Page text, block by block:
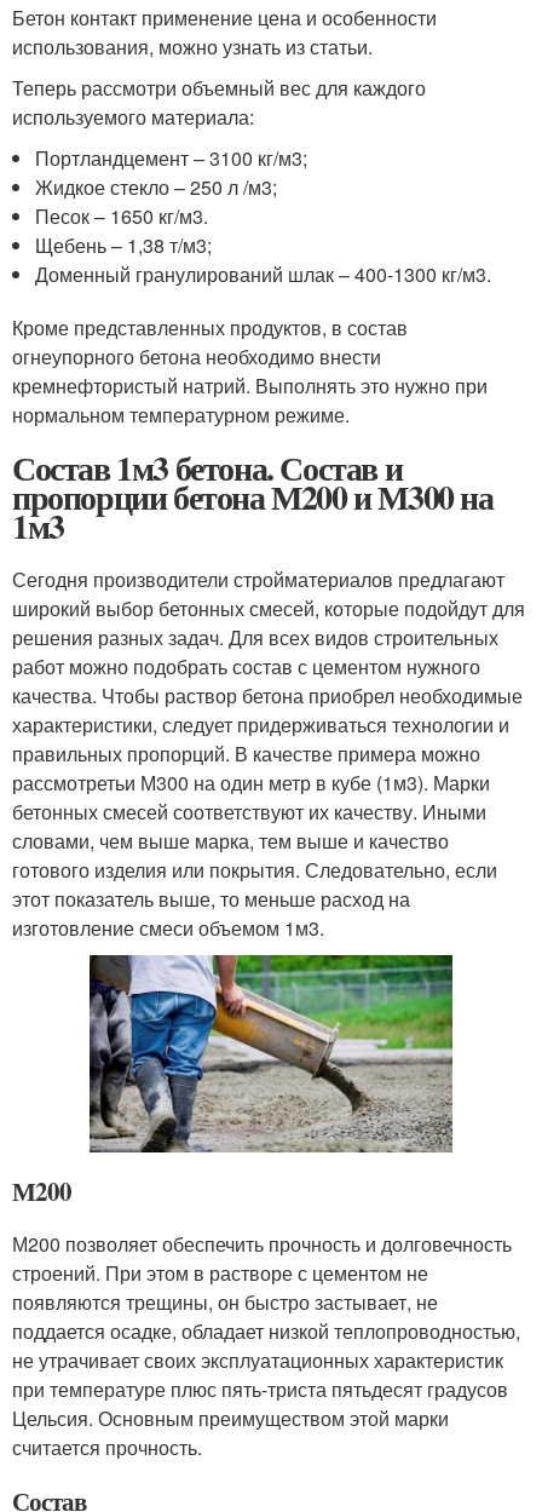
Бетон контакт применение цена и особенности
использования, можно узнать из статьи.
Теперь рассмотри объемный вес для каждого
используемого материала:
Портландцемент – 3100 кг/м3;
Жидкое стекло – 250 л /м3;
Песок – 1650 кг/м3.
Щебень – 1,38 т/м3;
Доменный гранулирований шлак – 400-1300 кг/м3.
Кроме представленных продуктов, в состав
огнеупорного бетона необходимо внести
кремнефтористый натрий. Выполнять это нужно при
нормальном температурном режиме.
Состав 1м3 бетона. Состав и
пропорции бетона М200 и М300 на
1м3
Сегодня производители стройматериалов предлагают
широкий выбор бетонных смесей, которые подойдут для
решения разных задач. Для всех видов строительных
работ можно подобрать состав с цементом нужного
качества. Чтобы раствор бетона приобрел необходимые
характеристики, следует придерживаться технологии и
правильных пропорций. В качестве примера можно
рассмотретьи М300 на один метр в кубе (1м3). Марки
бетонных смесей соответствуют их качеству. Иными
словами, чем выше марка, тем выше и качество
готового изделия или покрытия. Следовательно, если
этот показатель выше, то меньше расход на
изготовление смеси объемом 1м3.
М200
М200 позволяет обеспечить прочность и долговечность
строений. При этом в растворе с цементом не
появляются трещины, он быстро застывает, не
поддается осадке, обладает низкой теплопроводностью,
не утрачивает своих эксплуатационных характеристик
при температуре плюс пять-триста пятьдесят градусов
Цельсия. Основным преимуществом этой марки
считается прочность.
Состав